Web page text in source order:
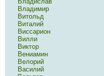
Владимир
Витольд
Виталий
Виссарион
Вилли
Виктор
Вениамин
Велорий
Василий